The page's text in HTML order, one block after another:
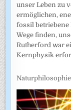
unser Leben zu
ermöglichen,
fossil
Wege finden,
Rutherford war
Kernphysik
Naturphilosophie